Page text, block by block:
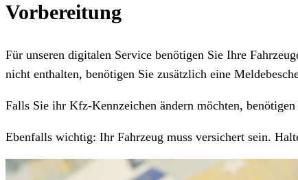
Vorbereitung
Für unseren digitalen Service benötigen Sie Ihre
nicht enthalten, benötigen Sie zusätzlich eine
Falls Sie ihr Kfz-Kennzeichen ändern möchten,
Ebenfalls wichtig: Ihr Fahrzeug muss versichert sein.